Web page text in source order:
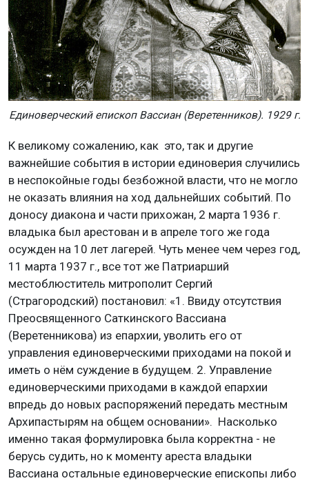
Единоверческий епископ Вассиан (Веретенников). 1929 г.
К великому сожалению, как это, так и другие
важнейшие события в истории единоверия случились
в неспокойные годы безбожной власти, что не могло
не оказать влияния на ход дальнейших событий. По
доносу диакона и части прихожан, 2 марта 1936 г.
владыка был арестован и в апреле того же года
осужден на 10 лет лагерей. Чуть менее чем через год,
11 марта 1937 г., все тот же Патриарший
местоблюститель митрополит Сергий
(Страгородский) постановил: «1. Ввиду отсутствия
Преосвященного Саткинского Вассиана
(Веретенникова) из епархии, уволить его от
управления единоверческими приходами на покой и
иметь о нём суждение в будущем. 2. Управление
единоверческими приходами в каждой епархии
впредь до новых распоряжений передать местным
Архипастырям на общем основании». Насколько
именно такая формулировка была корректна - не
берусь судить, но к моменту ареста владыки
Вассиана остальные единоверческие епископы либо